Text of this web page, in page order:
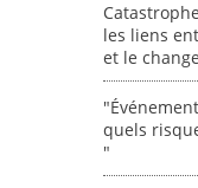
les liens
et le
quels
"